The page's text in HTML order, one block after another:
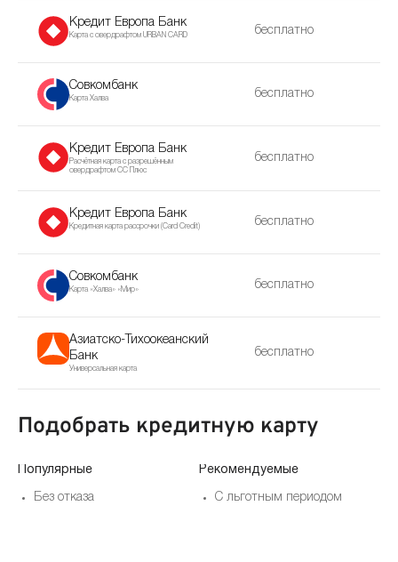
Кредит Европа Банк
Карта с овердрафтом URBAN CARD бесплатно
Совкомбанк
Карта Халва бесплатно
Кредит Европа Банк
Расчётная карта с разрешённым
овердрафтом CC Плюс
бесплатно
Кредит Европа Банк
Кредитная карта рассрочки (Сard Сredit) бесплатно
Совкомбанк
Карта «Халва» «Мир» бесплатно
Азиатско-Тихоокеанский
Банк
Универсальная карта
бесплатно
Подобрать кредитную карту
Популярные
Без отказа
Рекомендуемые
С льготным периодом